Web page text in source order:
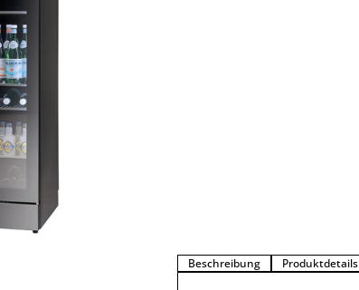
Beschreibung Produktdetails